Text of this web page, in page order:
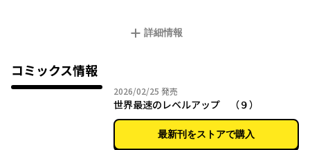
詳細情報
コミックス情報
2026/02/25 2026年02月25日
発売
世界最速のレベルアップ （９）
最新刊をストアで購入